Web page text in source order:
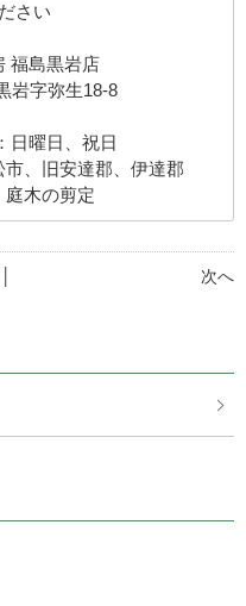
さい
福島黒岩店
岩字弥生18-8
日曜日、祝日
、旧安達郡、伊達郡
木の剪定
次へ